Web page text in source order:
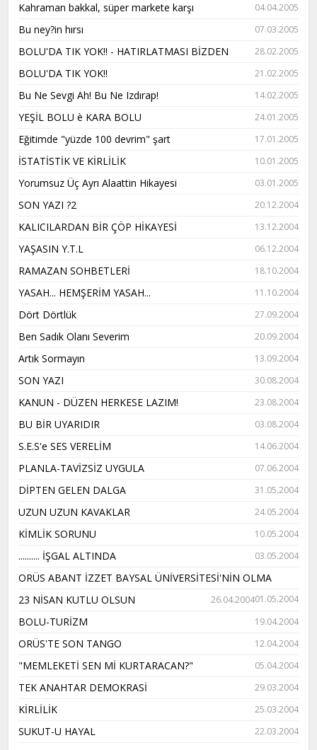
Kahraman bakkal, süper markete karşı 04.04.2005
Bu ney?in hırsı 07.03.2005
BOLU'DA TIK YOK!! - HATIRLATMASI BİZDEN 28.02.2005
BOLU'DA TIK YOK!! 21.02.2005
Bu Ne Sevgi Ah! Bu Ne Izdırap! 14.02.2005
YEŞİL BOLU è KARA BOLU 24.01.2005
Eğitimde "yüzde 100 devrim" şart 17.01.2005
İSTATİSTİK VE KİRLİLİK 10.01.2005
Yorumsuz Üç Ayrı Alaattin Hikayesi 03.01.2005
SON YAZI ?2 20.12.2004
KALICILARDAN BİR ÇÖP HİKAYESİ 13.12.2004
YAŞASIN Y.T.L 06.12.2004
RAMAZAN SOHBETLERİ 18.10.2004
YASAH... HEMŞERİM YASAH... 11.10.2004
Dört Dörtlük 27.09.2004
Ben Sadık Olanı Severim 20.09.2004
Artık Sormayın 13.09.2004
SON YAZI 30.08.2004
KANUN - DÜZEN HERKESE LAZIM! 23.08.2004
BU BİR UYARIDIR 03.08.2004
S.E.S'e SES VERELİM 14.06.2004
PLANLA-TAVİZSİZ UYGULA 07.06.2004
DİPTEN GELEN DALGA 31.05.2004
UZUN UZUN KAVAKLAR 24.05.2004
KİMLİK SORUNU 10.05.2004
.......... İŞGAL ALTINDA 03.05.2004
ORÜS ABANT İZZET BAYSAL ÜNİVERSİTESİ'NİN OLMA
01.05.2004
23 NİSAN KUTLU OLSUN 26.04.2004
BOLU-TURİZM 19.04.2004
ORÜS'TE SON TANGO 12.04.2004
"MEMLEKETİ SEN Mİ KURTARACAN?" 05.04.2004
TEK ANAHTAR DEMOKRASİ 29.03.2004
KİRLİLİK 25.03.2004
SUKUT-U HAYAL 22.03.2004